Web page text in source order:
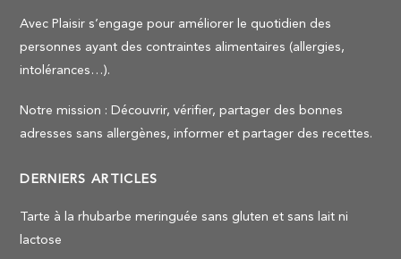
Avec Plaisir s’engage pour améliorer le quotidien des
personnes ayant des contraintes alimentaires (allergies,
intolérances…).
Notre mission : Découvrir, vérifier, partager des bonnes
adresses sans allergènes, informer et partager des recettes.
DERNIERS ARTICLES
Tarte à la rhubarbe meringuée sans gluten et sans lait ni
lactose